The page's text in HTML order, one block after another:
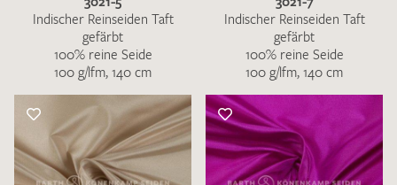
Indischer Reinseiden Taft
gefärbt
100% reine Seide
100 g/lfm, 140 cm
Indischer Reinseiden Taft
gefärbt
100% reine Seide
100 g/lfm, 140 cm